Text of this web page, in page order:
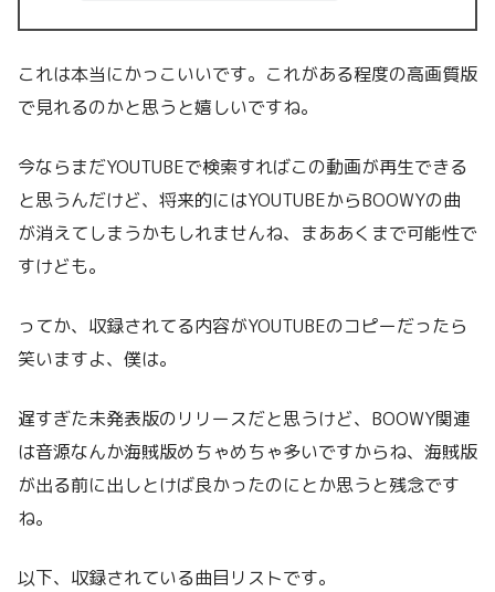
これは本当にかっこいいです。これがある程度の高画質版
で見れるのかと思うと嬉しいですね。
今ならまだYOUTUBEで検索すればこの動画が再生できる
と思うんだけど、将来的にはYOUTUBEからBOOWYの曲
が消えてしまうかもしれませんね、まああくまで可能性で
すけども。
ってか、収録されてる内容がYOUTUBEのコピーだったら
笑いますよ、僕は。
遅すぎた未発表版のリリースだと思うけど、BOOWY関連
は音源なんか海賊版めちゃめちゃ多いですからね、海賊版
が出る前に出しとけば良かったのにとか思うと残念です
ね。
以下、収録されている曲目リストです。